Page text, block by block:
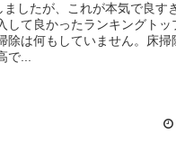
したが、これが本気で良す
して良かったランキングトッ
除は何もしていません。床掃
...